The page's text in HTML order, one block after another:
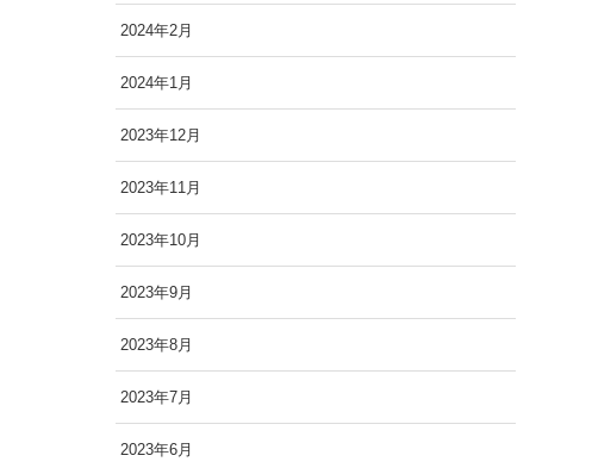
2024年2月
2024年1月
2023年12月
2023年11月
2023年10月
2023年9月
2023年8月
2023年7月
2023年6月